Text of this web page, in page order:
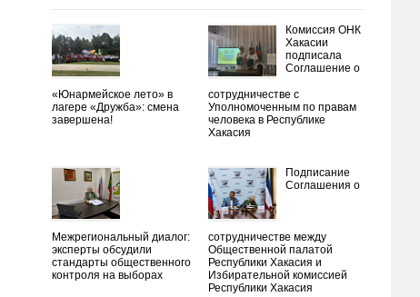
«Юнармейское лето» в
лагере «Дружба»: смена
завершена!
Комиссия ОНК
Хакасии
подписала
Соглашение о
сотрудничестве с
Уполномоченным по правам
человека в Республике
Хакасия
Межрегиональный диалог:
эксперты обсудили
стандарты общественного
контроля на выборах
Подписание
Соглашения о
сотрудничестве между
Общественной палатой
Республики Хакасия и
Избирательной комиссией
Республики Хакасия